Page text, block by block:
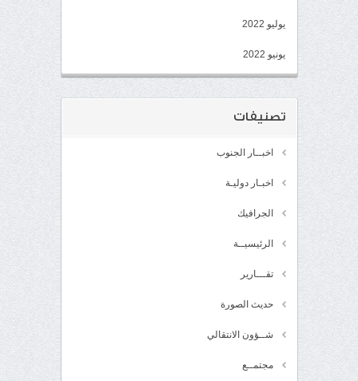
يوليو 2022
يونيو 2022
تصنيفات
اخبــار الجنوب
اخبـار دوليـة
الجرافيك
الرئيسيــة
تقـــارير
حديث الصورة
شــؤون الانتقالي
مجتمــع